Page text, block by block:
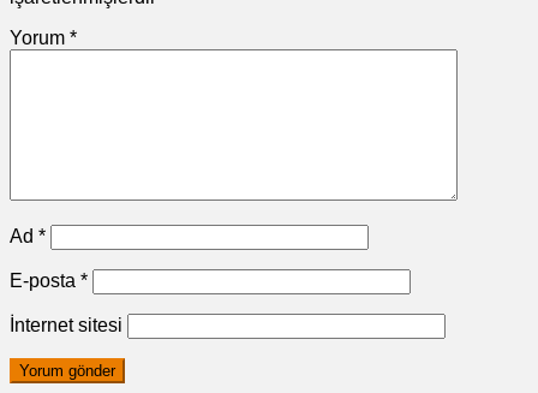
Yorum *
Ad *
E-posta *
İnternet sitesi